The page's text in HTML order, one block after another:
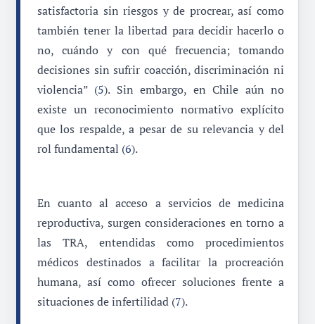
satisfactoria sin riesgos y de procrear, así como
también tener la libertad para decidir hacerlo o
no, cuándo y con qué frecuencia; tomando
decisiones sin sufrir coacción, discriminación ni
violencia” (5). Sin embargo, en Chile aún no
existe un reconocimiento normativo explícito
que los respalde, a pesar de su relevancia y del
rol fundamental (6).
En cuanto al acceso a servicios de medicina
reproductiva, surgen consideraciones en torno a
las TRA, entendidas como procedimientos
médicos destinados a facilitar la procreación
humana, así como ofrecer soluciones frente a
situaciones de infertilidad (7).